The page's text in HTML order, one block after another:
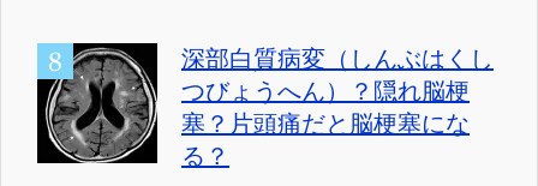
深部白質病変（しんぶはくし
つびょうへん）？隠れ脳梗
塞？片頭痛だと脳梗塞にな
る？